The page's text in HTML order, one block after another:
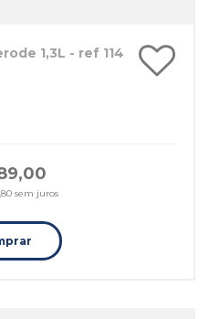
1,3L - ref 114
sem juros